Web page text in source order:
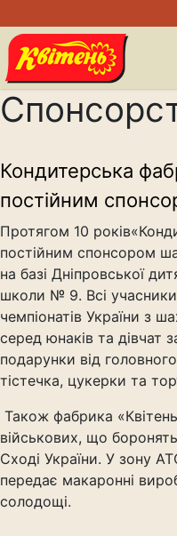
Кондитерська
постійним
Протягом 10
постійним спонсором
на базі Дніпровської
школи № 9. Всі
чемпіонатів України з
серед юнаків та дівчат
подарунки від
тістечка, цукерки та
Також фабрика
військових, що
Сході України. У зону
передає макаронні
солодощі.